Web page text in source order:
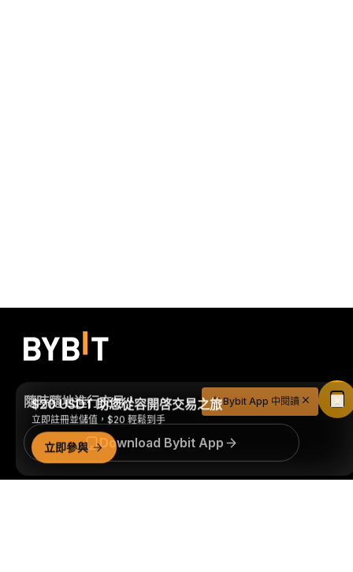
隨時隨地進行交易！
Download Bybit App
$20 USDT 助您從容開啓交易之旅
立即註冊並儲值，$20 輕鬆到手
立即參與
在 Bybit App 中閱讀